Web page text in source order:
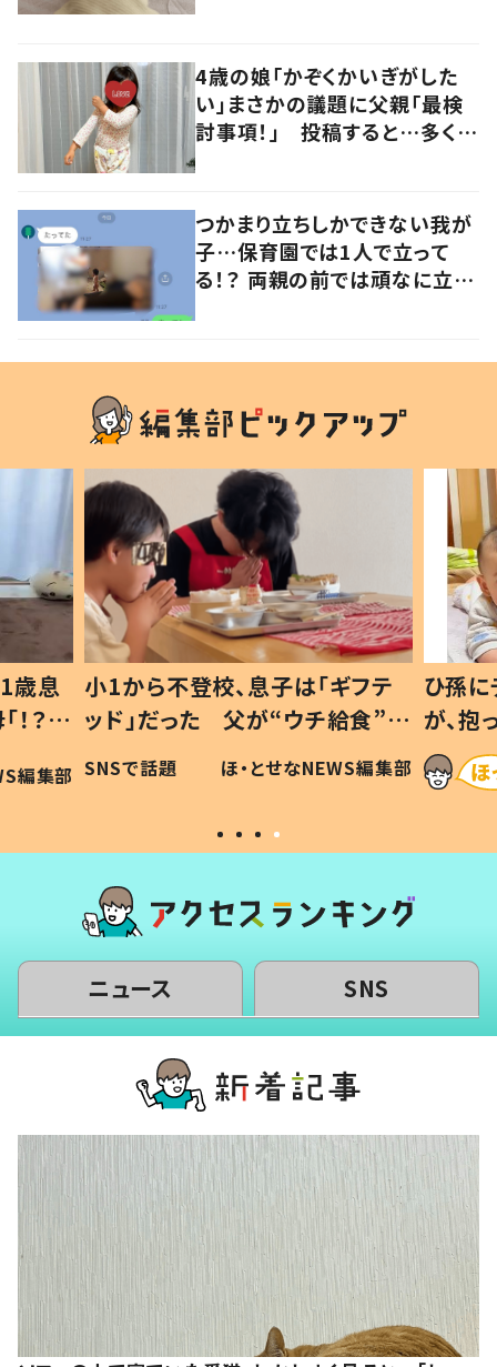
4歳の娘「かぞくかいぎがした
い」まさかの議題に父親「最検
討事項！」 投稿すると…多くの
つかまり立ちしかできない我が
子…保育園では1人で立って
る！？ 両親の前では頑なに立た
歳息
？」
編集部
小1から不登校、息子は「ギフテ
ッド」だった 父が“ウチ給食”を
作り続ける理由とは #令和の親
#令和の子
SNSで話題 ほ・とせなNEWS編集部
ひ孫
が、
「涙が
い」
ニュース SNS